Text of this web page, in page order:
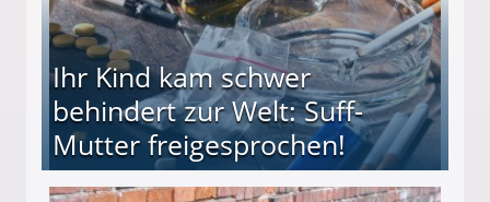
Ihr Kind kam schwer
behindert zur Welt: Suff-
Mutter freigesprochen!